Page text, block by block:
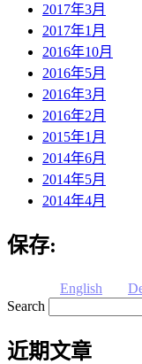
2017年3月
2017年1月
2016年10月
2016年5月
2016年3月
2016年2月
2015年1月
2014年6月
2014年5月
2014年4月
保存:
English
Search
近期文章